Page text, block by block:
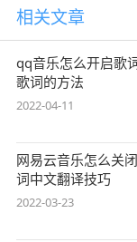
相关文章
qq音乐怎么开启歌
歌词的方法
2022-04-11
网易云音乐怎么关
词中文翻译技巧
2022-03-23